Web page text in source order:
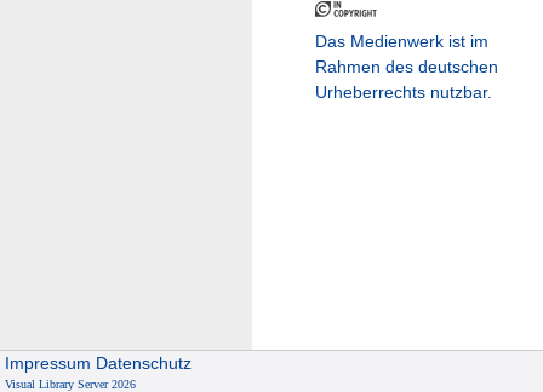
Das Medienwerk ist im
Rahmen des deutschen
Urheberrechts nutzbar.
Impressum Datenschutz
Visual Library Server 2026